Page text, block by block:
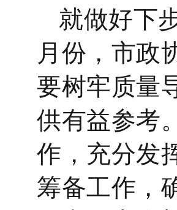
就做好下
月份，市政
要树牢质量
供有益参考。
作 ，充分
筹备工作